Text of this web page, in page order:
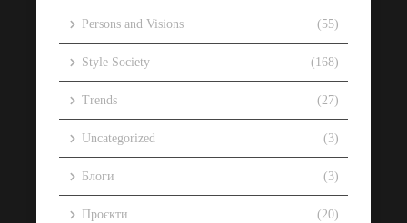
Persons and Visions (55)
Style Society (168)
Trends (27)
Uncategorized (3)
Блоги (3)
Проєкти (20)